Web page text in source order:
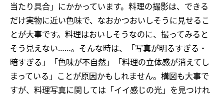
当たり具合」にかかっています。料理の撮影は、できる
だけ実物に近い色味で、なおかつおいしそうに見せるこ
とが大事です。料理はおいしそうなのに、撮ってみると
そう見えない……。そんな時は、「写真が明るすぎる・
暗すぎる」「色味が不自然」「料理の立体感が消えてし
まっている」ことが原因かもしれません。構図も大事で
すが、料理写真に関しては「イイ感じの光」を見つけれ